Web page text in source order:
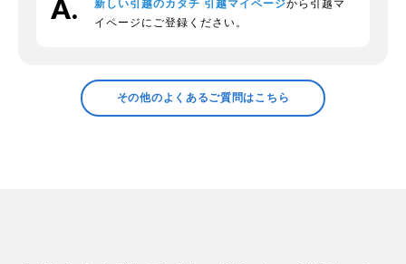
段ボールの回収をお願いできますか？
領収証の発行などについて確認したい
新しい引越のカタチ 引越マイページから引越マ
イページにご登録ください。
その他のよくあるご質問はこちら